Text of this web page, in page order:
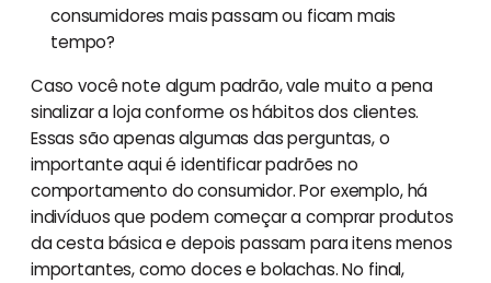
consumidores mais passam ou ficam mais
tempo?
Caso você note algum padrão, vale muito a pena
sinalizar a loja conforme os hábitos dos clientes.
Essas são apenas algumas das perguntas, o
importante aqui é identificar padrões no
comportamento do consumidor. Por exemplo, há
indivíduos que podem começar a comprar produtos
da cesta básica e depois passam para itens menos
importantes, como doces e bolachas. No final,